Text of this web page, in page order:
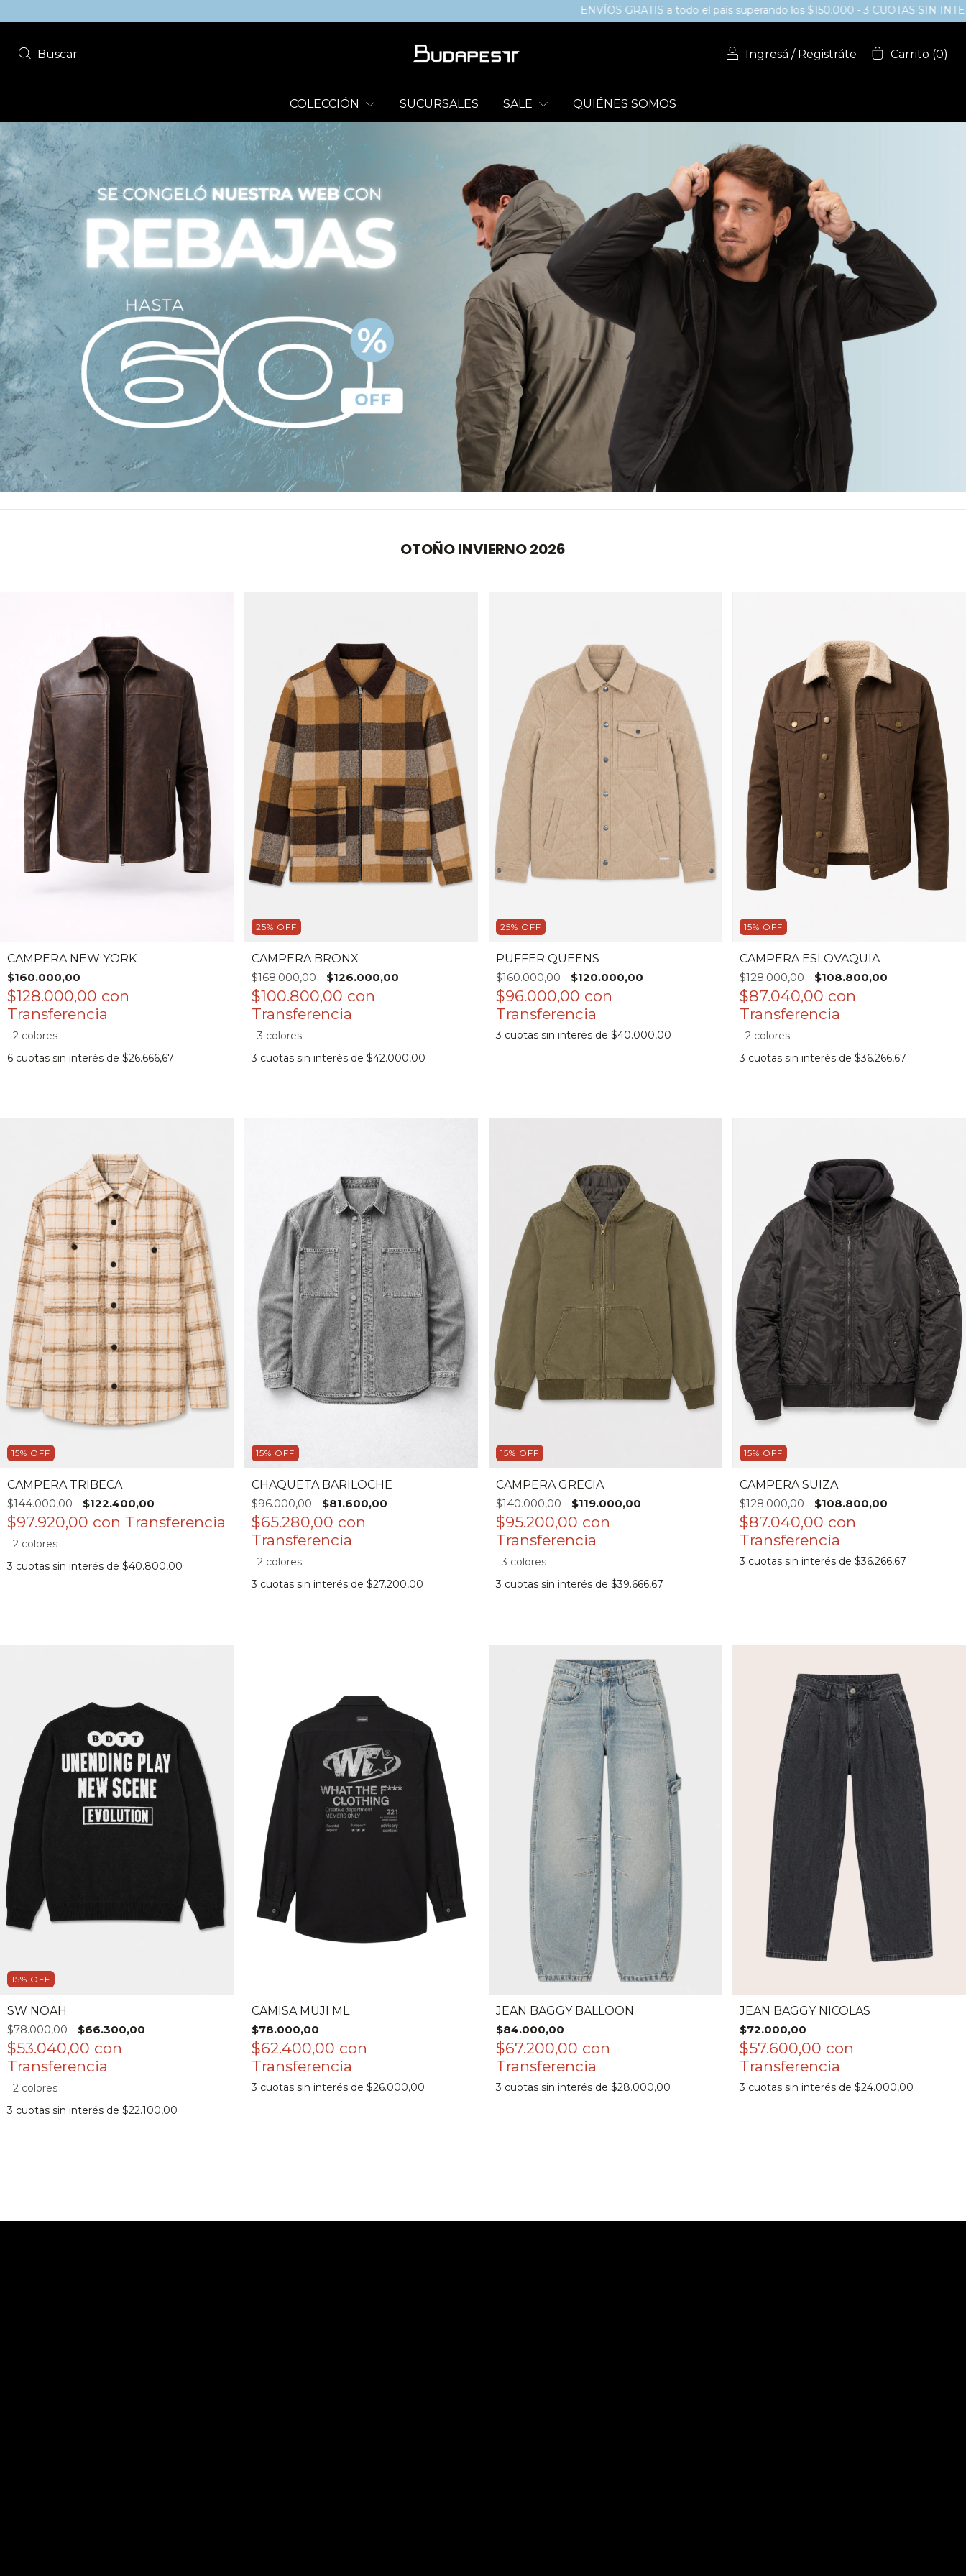
ENVÍOS GRATIS a todo el país superando los $150.000 - 3 CUOTAS SIN INTERÉS / 6 EN
Buscar Ingresá / Registráte Carrito (0)
COLECCIÓN SUCURSALES SALE QUIÉNES SOMOS
OTOÑO INVIERNO 2026
CAMPERA NEW YORK
$160.000,00
$128.000,00 con
2 colores
6 cuotas sin interés de $26.666,67
25% OFF
CAMPERA BRONX
$168.000,00
$126.000,00
$100.800,00 con
3 colores
3 cuotas sin interés de $42.000,00
25% OFF
PUFFER QUEENS
$160.000,00
$120.000,00
$96.000,00 con
3 cuotas sin interés de $40.000,00
15% OFF
CAMPERA ESLOVAQUIA
$128.000,00
$108.800,00
$87.040,00 con
2 colores
3 cuotas sin interés de$36.266,67
15% OFF
CAMPERA TRIBECA
$144.000,00
$122.400,00
$97.920,00 con
2 colores
3 cuotas sin interés de $40.800,00
15% OFF
CHAQUETA BARILOCHE
$96.000,00
$81.600,00
$65.280,00 con
2 colores
3 cuotas sin interés de $27.200,00
15% OFF
CAMPERA GRECIA
$140.000,00
$119.000,00
$95.200,00 con
3 colores
3 cuotas sin interés de $39.666,67
15% OFF
CAMPERA SUIZA
$128.000,00
$108.800,00
$87.040,00 con
3 cuotas sin interés de$36.266,67
15% OFF
SW NOAH
$78.000,00
$66.300,00
$53.040,00 con
2 colores
3 cuotas sin interés de $22.100,00
CAMISA MUJI ML
$78.000,00
$62.400,00 con
3 cuotas sin interés de $26.000,00
JEAN BAGGY BALLOON
$84.000,00
$67.200,00 con
3 cuotas sin interés de $28.000,00
JEAN BAGGY NICOLAS
$72.000,00
$57.600,00 con
3 cuotas sin interés de$24.000,00